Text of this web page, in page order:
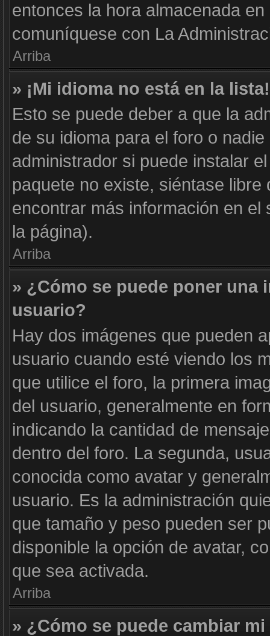
entonces la hora almacenada
comuníquese con La
Arriba
» ¡Mi idioma no está en la lista!
Esto se puede deber a que la
de su idioma para el foro o
administrador si puede instalar
paquete no existe, siéntase
encontrar más información en el
la página).
Arriba
» ¿Cómo se puede poner una
usuario?
Hay dos imágenes que pueden
usuario cuando esté viendo los
que utilice el foro, la primera
del usuario, generalmente en
indicando la cantidad de
dentro del foro. La segunda,
conocida como avatar y
usuario. Es la administración
que tamaño y peso pueden ser
disponible la opción de avatar,
que sea activada.
Arriba
» ¿Cómo se puede cambiar